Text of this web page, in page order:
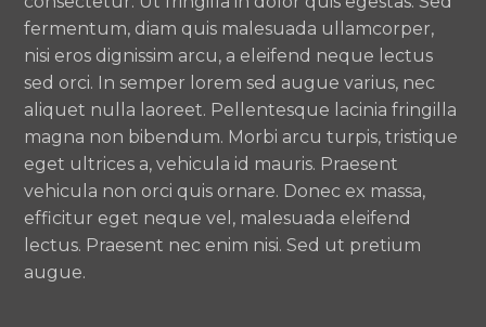
fermentum, diam quis malesuada ullamcorper,
nisi eros dignissim arcu, a eleifend neque lectus
sed orci. In semper lorem sed augue varius, nec
aliquet nulla laoreet. Pellentesque lacinia fringilla
magna non bibendum. Morbi arcu turpis, tristique
eget ultrices a, vehicula id mauris. Praesent
vehicula non orci quis ornare. Donec ex massa,
efficitur eget neque vel, malesuada eleifend
lectus. Praesent nec enim nisi. Sed ut pretium
augue.